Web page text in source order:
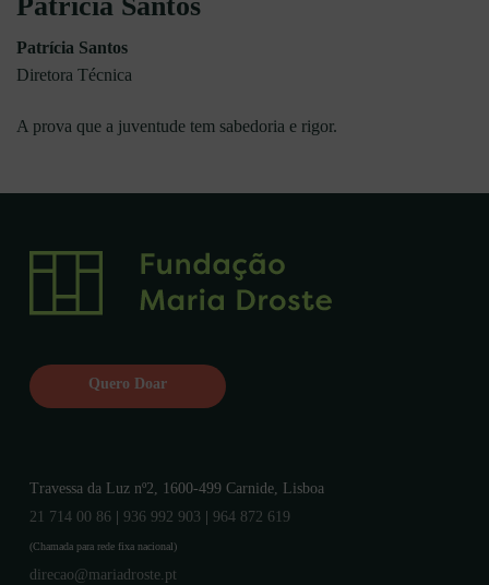
Patrícia Santos
Diretora Técnica
A prova que a juventude tem sabedoria e rigor.
Quero Doar
Travessa da Luz nº2, 1600-499 Carnide, Lisboa
21 714 00 86
936 992 903 964 872 619
(Chamada para rede fixa nacional)
direcao@mariadroste.pt